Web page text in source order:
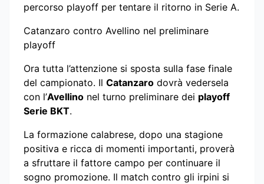
percorso playoff per tentare il ritorno in Serie A.
Catanzaro contro Avellino nel preliminare
playoff
Ora tutta l’attenzione si sposta sulla fase finale
del campionato. Il Catanzaro dovrà vedersela
con l’Avellino nel turno preliminare dei playoff
Serie BKT.
La formazione calabrese, dopo una stagione
positiva e ricca di momenti importanti, proverà
a sfruttare il fattore campo per continuare il
sogno promozione. Il match contro gli irpini si